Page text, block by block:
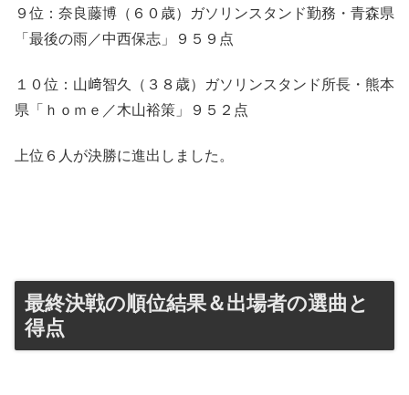
９位：奈良藤博（６０歳）ガソリンスタンド勤務・青森県
「最後の雨／中西保志」９５９点
１０位：山﨑智久（３８歳）ガソリンスタンド所長・熊本
県「ｈｏｍｅ／木山裕策」９５２点
上位６人が決勝に進出しました。
最終決戦の順位結果＆出場者の選曲と
得点